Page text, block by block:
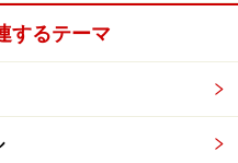
！
するテーマ